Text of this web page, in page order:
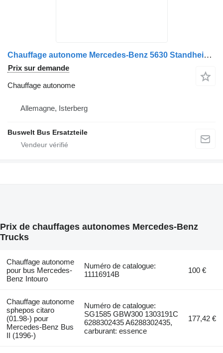
Chauffage autonome Mercedes-Benz 5630 Standheizung Spheros Thermo 350 komplett aus pour bus Setra 400 serie
Prix sur demande
Chauffage autonome
Allemagne, Isterberg
Buswelt Bus Ersatzteile
Prix de chauffages autonomes Mercedes-Benz
Trucks
Chauffage autonome
pour bus Mercedes-
Benz Intouro
Numéro de catalogue:
11116914B
100 €
Chauffage autonome
sphepos citaro
(01.98-) pour
Mercedes-Benz Bus
II (1996-)
Numéro de catalogue:
SG1585 GBW300 1303191C
6288302435 A6288302435,
carburant: essence
177,42 €